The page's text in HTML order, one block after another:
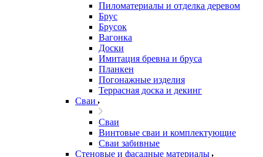
Пиломатериалы и отделка деревом
Брус
Брусок
Вагонка
Доски
Имитация бревна и бруса
Планкен
Погонажные изделия
Террасная доска и декинг
Сваи
Сваи
Винтовые сваи и комплектующие
Сваи забивные
Стеновые и фасадные материалы